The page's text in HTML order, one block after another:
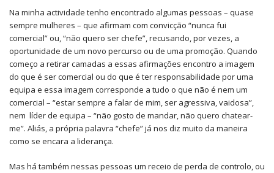
Na minha actividade tenho encontrado algumas pessoas – quase
sempre mulheres – que afirmam com convicção “nunca fui
comercial” ou, “não quero ser chefe”, recusando, por vezes, a
oportunidade de um novo percurso ou de uma promoção. Quando
começo a retirar camadas a essas afirmações encontro a imagem
do que é ser comercial ou do que é ter responsabilidade por uma
equipa e essa imagem corresponde a tudo o que não é nem um
comercial – “estar sempre a falar de mim, ser agressiva, vaidosa”,
nem líder de equipa – “não gosto de mandar, não quero chatear-
me”. Aliás, a própria palavra “chefe” já nos diz muito da maneira
como se encara a liderança.
Mas há também nessas pessoas um receio de perda de controlo, ou